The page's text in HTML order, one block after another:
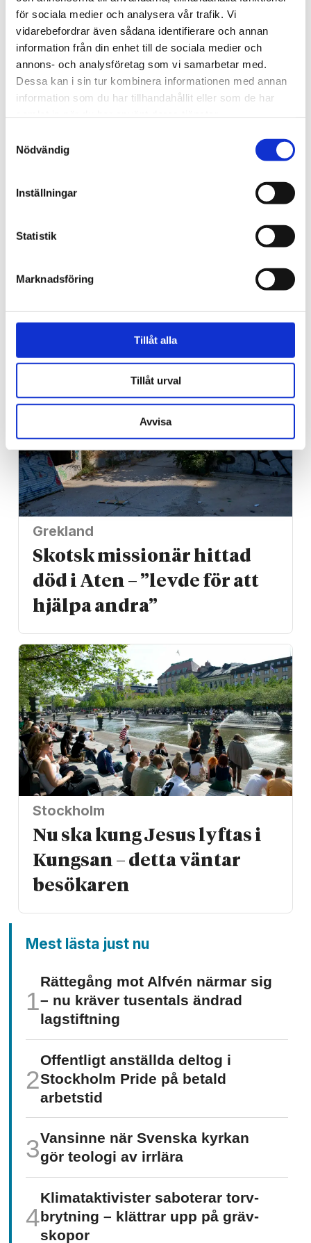
för sociala medier och analysera vår trafik. Vi
vidarebefordrar även sådana identifierare och annan
information från din enhet till de sociala medier och
annons- och analysföretag som vi samarbetar med.
Dessa kan i sin tur kombinera informationen med annan
information som du har tillhandahållit eller som de har
Nödvändig
Inställningar
Statistik
Marknadsföring
Tillåt alla
Tillåt urval
Avvisa
Dags för Shalom över
Israels sommarkonferens
Fem koppar kaffe om
risken
Grekland
Skotsk missionär hittad
död i Aten – ”levde för att
hjälpa andra”
Stockholm
Nu ska kung Jesus lyftas i
Kungsan – detta väntar
besökaren
Mest lästa just nu
Rättegång mot Alfvén närmar sig
– nu kräver tusentals ändrad
lagstiftning
Offentligt anställda deltog i
Stockholm Pride på betald
arbetstid
Vansinne när Svenska kyrkan
gör teologi av irrlära
Klimat­aktivister saboterar torv­
brytning – klättrar upp på gräv­
skopor